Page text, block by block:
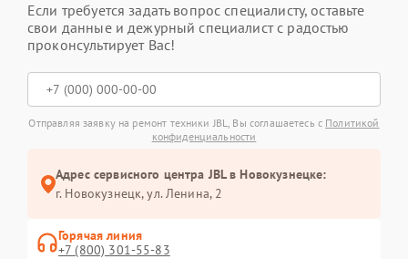
Если требуется задать вопрос специалисту, оставьте
свои данные и дежурный специалист с радостью
проконсультирует Вас!
Отправляя заявку на ремонт техники JBL, Вы соглашаетесь с Политикой
конфиденциальности
Адрес сервисного центра JBL в Новокузнецке:
г. Новокузнецк, ул. Ленина, 2
Горячая линия
+7 (800) 301-55-83